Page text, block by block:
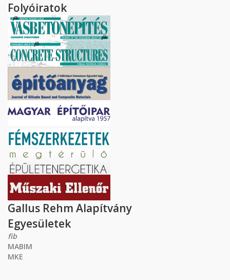
Folyóiratok
Gallus Rehm Alapítvány
Egyesületek
fib
MABIM
MKE